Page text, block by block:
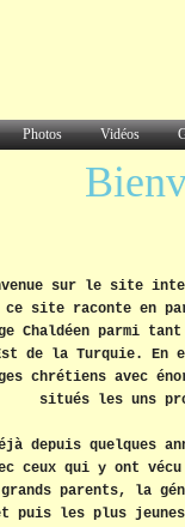
Photos Vidéos
sur le site
ce site raconte en
Chaldéen parmi
de la Turquie.
En
chrétiens avec
situés les uns
depuis quelques
ceux qui y ont
parents, la
puis les plus